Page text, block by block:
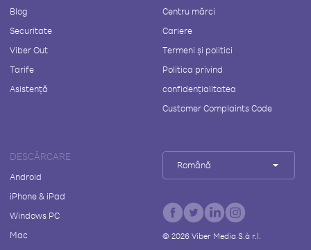
Blog
Securitate
Viber Out
Tarife
Asistență
Centru mărci
Cariere
Termeni și politici
Politica privind
confidențialitatea
Customer Complaints Code
DESCĂRCARE
Android
iPhone & iPad
Windows PC
Mac
Română
© 2026Viber Media S.à r.l.